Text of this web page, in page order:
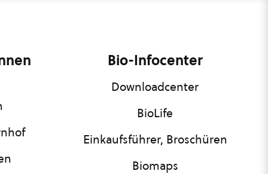
Bio-Infocenter
Downloadcenter
BioLife
Einkaufsführer, Broschüren
Biomaps